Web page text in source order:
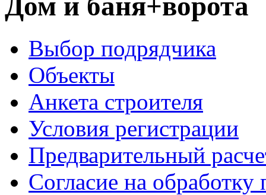
Дом и баня+ворота
Выбор подрядчика
Объекты
Анкета строителя
Условия регистрации
Предварительный
Согласие на